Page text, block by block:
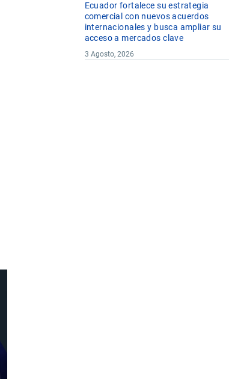
Ecuador fortalece su estrategia
comercial con nuevos acuerdos
internacionales y busca ampliar su
acceso a mercados clave
3 Agosto, 2026